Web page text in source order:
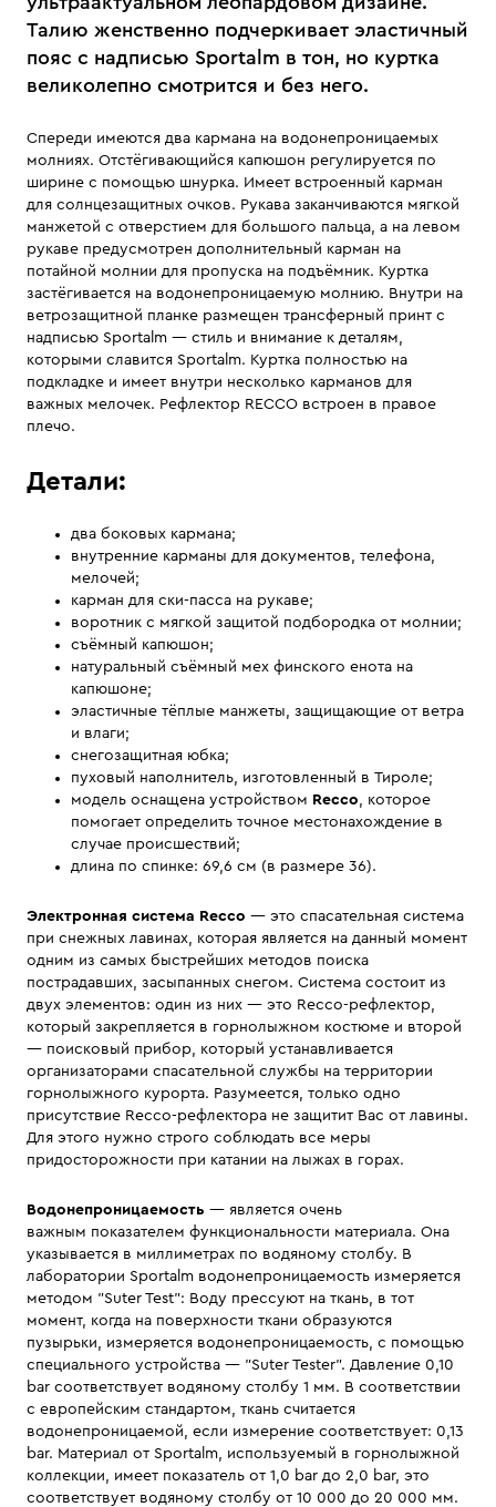
Талию женственно подчеркивает эластичный
пояс с надписью Sportalm в тон, но куртка
великолепно смотрится и без него.
Спереди имеются два кармана на водонепроницаемых
молниях. Отстёгивающийся капюшон регулируется по
ширине с помощью шнурка. Имеет встроенный карман
для солнцезащитных очков. Рукава заканчиваются мягкой
манжетой с отверстием для большого пальца, а на левом
рукаве предусмотрен дополнительный карман на
потайной молнии для пропуска на подъёмник. Куртка
застёгивается на водонепроницаемую молнию. Внутри на
ветрозащитной планке размещен трансферный принт с
надписью Sportalm — стиль и внимание к деталям,
которыми славится Sportalm. Куртка полностью на
подкладке и имеет внутри несколько карманов для
важных мелочек. Рефлектор RECCO встроен в правое
плечо.
Детали:
два боковых кармана;
внутренние карманы для документов, телефона,
мелочей;
карман для ски-пасса на рукаве;
воротник с мягкой защитой подбородка от молнии;
съёмный капюшон;
натуральный съёмный мех финского енота на
капюшоне;
эластичные тёплые манжеты, защищающие от ветра
и влаги;
снегозащитная юбка;
пуховый наполнитель, изготовленный в Тироле;
модель оснащена устройством Recco, которое
помогает определить точное местонахождение в
случае происшествий;
длина по спинке: 69,6 см (в размере 36).
Электронная система Recco — это спасательная система
при снежных лавинах, которая является на данный момент
одним из самых быстрейших методов поиска
пострадавших, засыпанных снегом. Система состоит из
двух элементов: один из них — это Recco-рефлектор,
который закрепляется в горнолыжном костюме и второй
— поисковый прибор, который устанавливается
организаторами спасательной службы на территории
горнолыжного курорта. Разумеется, только одно
присутствие Recco-рефлектора не защитит Вас от лавины.
Для этого нужно строго соблюдать все меры
придосторожности при катании на лыжах в горах.
Водонепроницаемость — является очень
важным показателем функциональности материала. Она
указывается в миллиметрах по водяному столбу. В
лаборатории Sportalm водонепроницаемость измеряется
методом "Suter Test": Воду прессуют на ткань, в тот
момент, когда на поверхности ткани образуются
пузырьки, измеряется водонепроницаемость, с помощью
специального устройства — "Suter Tester". Давление 0,10
bar соответствует водяному столбу 1 мм. В соответствии
с европейским стандартом, ткань считается
водонепроницаемой, если измерение соответствует: 0,13
bar. Материал от Sportalm, используемый в горнолыжной
коллекции, имеет показатель от 1,0 bar до 2,0 bar, это
соответствует водяному столбу от 10 000 до 20 000 мм.